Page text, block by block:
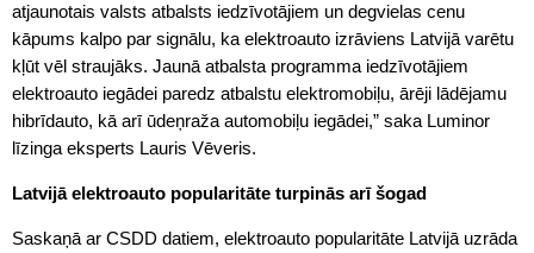
atjaunotais valsts atbalsts iedzīvotājiem un degvielas cenu
kāpums kalpo par signālu, ka elektroauto izrāviens Latvijā varētu
kļūt vēl straujāks. Jaunā atbalsta programma iedzīvotājiem
elektroauto iegādei paredz atbalstu elektromobiļu, ārēji lādējamu
hibrīdauto, kā arī ūdeņraža automobiļu iegādei,” saka Luminor
līzinga eksperts Lauris Vēveris.
Latvijā elektroauto popularitāte turpinās arī šogad
Saskaņā ar CSDD datiem, elektroauto popularitāte Latvijā uzrāda